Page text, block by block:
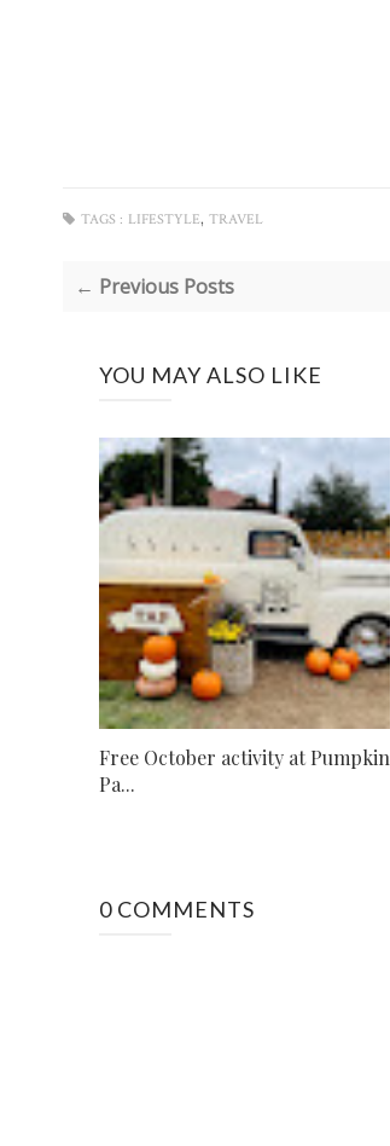
TAGS : LIFESTYLE, TRAVEL
← Previous Posts
YOU MAY ALSO LIKE
Free October activity at Pumpkin
Pa...
0 COMMENTS